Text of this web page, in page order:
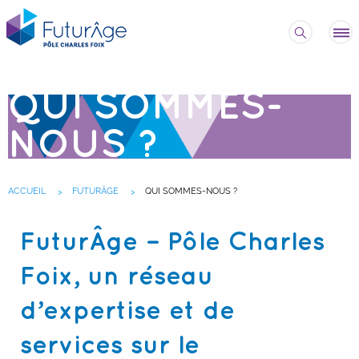
QUI SOMMES-
NOUS ?
ACCUEIL FUTURÂGE QUI SOMMES-NOUS ?
FuturÂge – Pôle Charles
Foix, un réseau
d’expertise et de
services sur le